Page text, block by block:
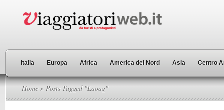
Italia Europa Africa America del Nord Asia Centro
Home » Posts Tagged "Laoag"